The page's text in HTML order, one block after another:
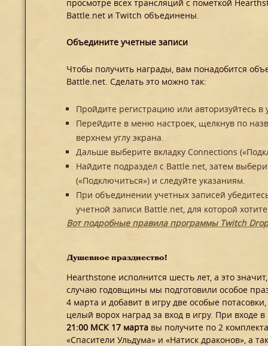
просмотре всех трансляций с пометкой
Battle.net и Twitch объединены.
Объедините учетные записи
Чтобы получить награды, вам понадобится
Battle.net. Сделать это можно так:
Пройдите регистрацию или авторизуйтесь в
Перейдите в меню настроек, щелкнув по
верхнем углу экрана.
Дальше выберите вкладку Connections
Найдите подраздел с Battle.net, затем
(«Подключиться») и следуйте указаниям.
При объединении учетных записей
учетной записи Battle.net, для которой
Вот подробные правила программы Twitch
Душевное празднество!
Hearthstone исполнится шесть лет, а это
случаю годовщины мы подготовили особое
4 марта и добавит в игру две особые
целый ворох наград за вход в игру. При входе
21:00 МСК 17 марта вы получите по 2
«Спасители Ульдума» и «Натиск драконов», а